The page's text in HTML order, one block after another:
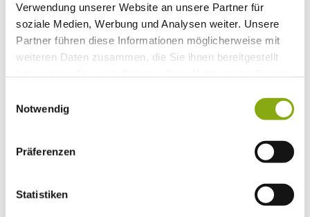
Verwendung unserer Website an unsere Partner für
soziale Medien, Werbung und Analysen weiter. Unsere
Partner führen diese Informationen möglicherweise mit
weiteren Daten zusammen, die Sie ihnen bereitgestellt
Notwendig
Präferenzen
Statistiken
Kollegium
Unterstützungsangebot
Leitbild
Geschichte
Hochschule Offenburg
Suche
Leitbild